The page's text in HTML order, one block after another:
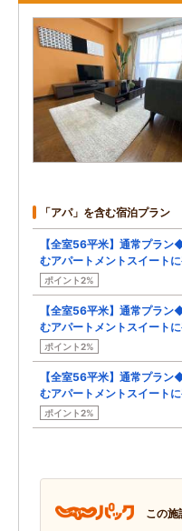
「アパ」を含む宿泊プラン
【全室56平米】通常プラ
むアパートメントスイート
ポイント2%
【全室56平米】通常プラ
むアパートメントスイート
ポイント2%
【全室56平米】通常プラ
むアパートメントスイート
ポイント2%
この施